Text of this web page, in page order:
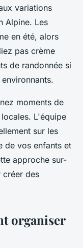
variations
Alpine. Les
en été, alors
pas crème
de randonnée si
moments de
L'équipe
sur les
de vos enfants et
approche sur-
créer des
organiser